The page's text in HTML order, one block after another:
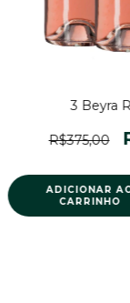
3 Beyra
R$375,00